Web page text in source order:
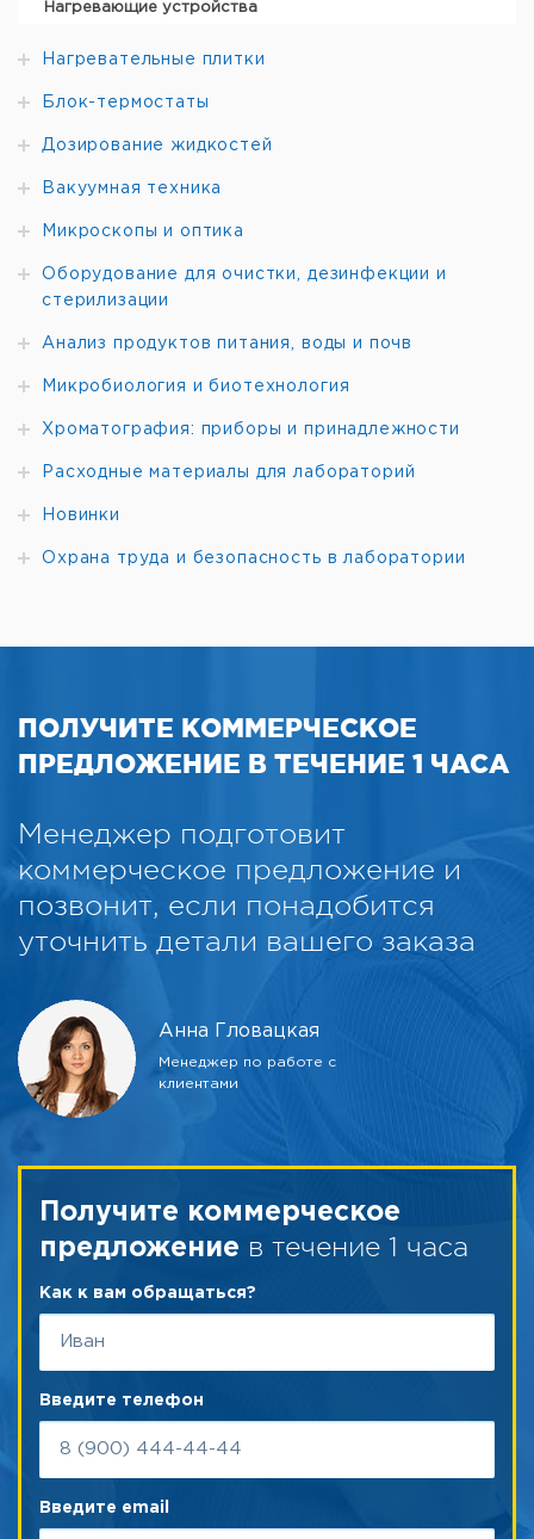
Нагревающие устройства
Нагревательные плитки
Блок-термостаты
Дозирование жидкостей
Вакуумная техника
Микроскопы и оптика
Оборудование для очистки, дезинфекции и
стерилизации
Анализ продуктов питания, воды и почв
Микробиология и биотехнология
Хроматография: приборы и принадлежности
Расходные материалы для лабораторий
Новинки
Охрана труда и безопасность в лаборатории
ПОЛУЧИТЕ КОММЕРЧЕСКОЕ
ПРЕДЛОЖЕНИЕ В ТЕЧЕНИЕ 1 ЧАСА
Менеджер подготовит
коммерческое предложение и
позвонит, если понадобится
уточнить детали вашего заказа
Анна Гловацкая
Менеджер по работе с
клиентами
Получите коммерческое
предложение в течение 1 часа
Как к вам обращаться?
Введите телефон
Введите email